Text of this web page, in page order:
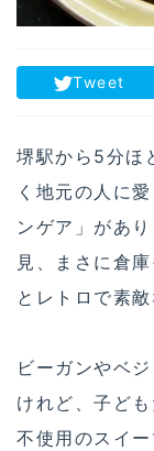
Tweet
堺駅から5分ほ
く地元の人に
ンゲア」があ
見、まさに倉
とレトロで素
ビーガンやベ
けれど、子ど
不使用のスイー